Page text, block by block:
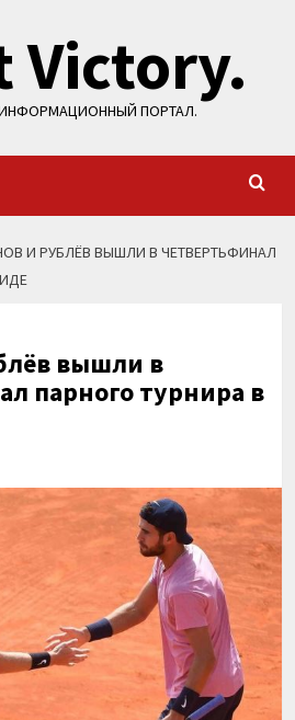
Victory.
ПОРТАЛ.
И РУБЛЁВ ВЫШЛИ В ЧЕТВЕРТЬФИНАЛ
вышли в
парного турнира в